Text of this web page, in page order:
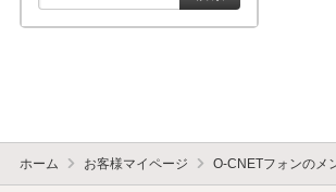
ホーム お客様マイページ O-CNETフォンのメ